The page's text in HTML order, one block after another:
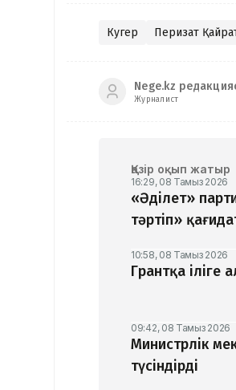
Куәгер Перизат
Nege.kz
Журналист
Қазір оқып жатыр
16:29, 08 Тамыз 2026
«Әділет»
тәртіп»
10:58, 08 Тамыз 2026
Грантқа іліге
09:42, 08 Тамыз 2026
Министрлік
түсіндірді